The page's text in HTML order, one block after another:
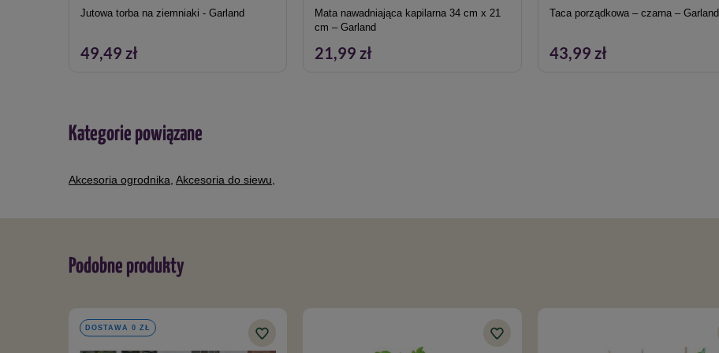
Jutowa torba na ziemniaki - Garland
49,49 zł
Mata nawadniająca kapilarna 34 cm x 21
cm – Garland
21,99 zł
Taca porządkowa – czarna – Garland
43,99 zł
Kategorie powiązane
Akcesoria ogrodnika Akcesoria do siewu
Podobne produkty
DOSTAWA 0 ZŁ